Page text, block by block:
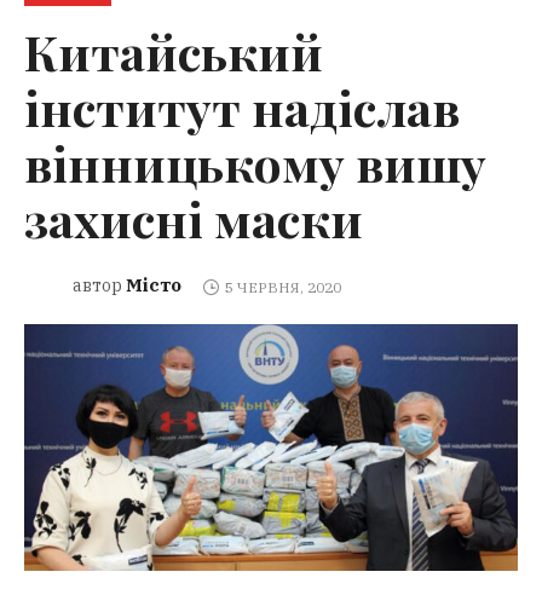
Китайський
інститут надіслав
вінницькому вишу
захисні маски
автор Місто 5 ЧЕРВНЯ, 2020